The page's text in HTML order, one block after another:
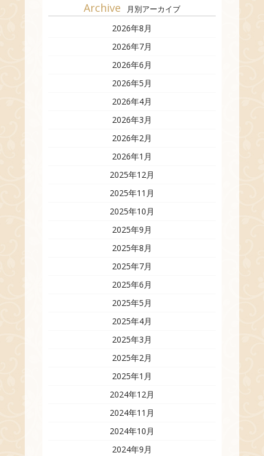
Archive 月別アーカイブ
2026年8月
2026年7月
2026年6月
2026年5月
2026年4月
2026年3月
2026年2月
2026年1月
2025年12月
2025年11月
2025年10月
2025年9月
2025年8月
2025年7月
2025年6月
2025年5月
2025年4月
2025年3月
2025年2月
2025年1月
2024年12月
2024年11月
2024年10月
2024年9月